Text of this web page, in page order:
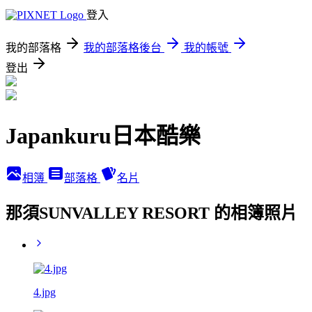
登入
我的部落格 我的部落格後台
我的帳號
登出
Japankuru日本酷樂
相簿 部落格 名片
那須SUNVALLEY RESORT 的相簿照片
4.jpg